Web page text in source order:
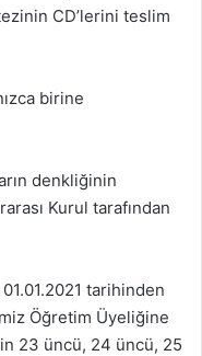
CD’lerini teslim
birine
denkliğinin
Kurul tarafından
tarihinden
Öğretim Üyeliğine
23 üncü, 24 üncü, 25